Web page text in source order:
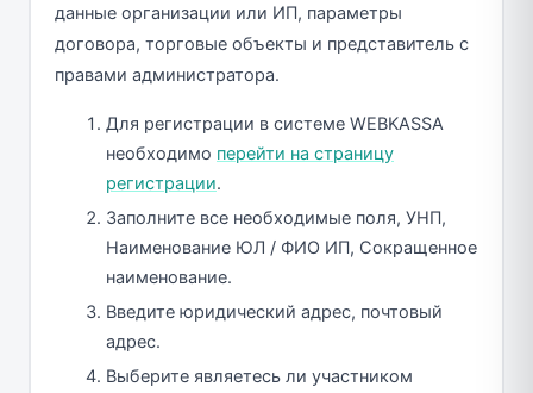
данные организации или ИП, параметры
договора, торговые объекты и представитель с
правами администратора.
Для регистрации в системе WEBKASSA
необходимо перейти на страницу
регистрации.
Заполните все необходимые поля, УНП,
Наименование ЮЛ / ФИО ИП, Сокращенное
наименование.
Введите юридический адрес, почтовый
адрес.
Выберите являетесь ли участником